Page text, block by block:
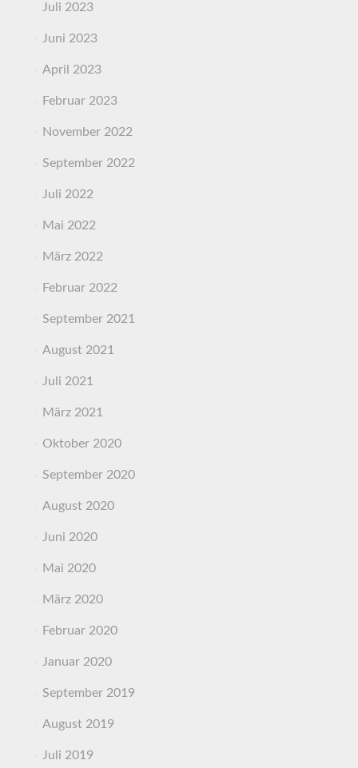
Juli 2023
Juni 2023
April 2023
Februar 2023
November 2022
September 2022
Juli 2022
Mai 2022
März 2022
Februar 2022
September 2021
August 2021
Juli 2021
März 2021
Oktober 2020
September 2020
August 2020
Juni 2020
Mai 2020
März 2020
Februar 2020
Januar 2020
September 2019
August 2019
Juli 2019